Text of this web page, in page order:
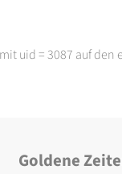
uid = 3087 auf den
Goldene